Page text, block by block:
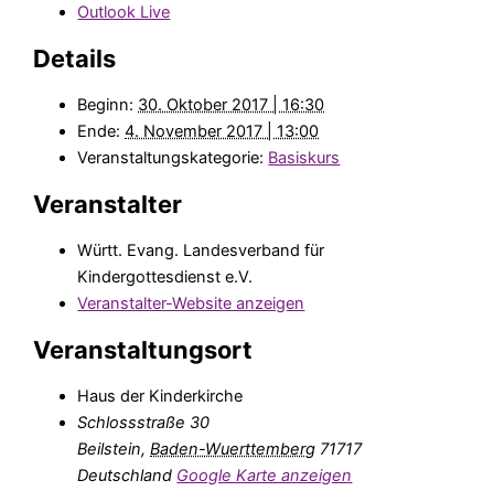
Outlook Live
Details
Beginn: 30. Oktober 2017 | 16:30
Ende: 4. November 2017 | 13:00
Veranstaltungskategorie: Basiskurs
Veranstalter
Württ. Evang. Landesverband für
Kindergottesdienst e.V.
Veranstalter-Website anzeigen
Veranstaltungsort
Haus der Kinderkirche
Schlossstraße 30
Beilstein, Baden-Wuerttemberg 71717
Deutschland Google Karte anzeigen